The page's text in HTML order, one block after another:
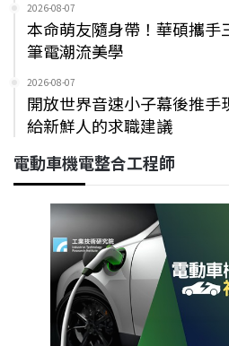
2026-08-07
本命萌友隨身帶！華碩攜手
筆電潮流美學
2026-08-07
開放世界音速小子幕後推手
給新鮮人的求職建議
電動車機電整合工程師